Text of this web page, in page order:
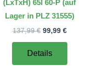
(LxTxH) 65l 60-P (auf
Lager in PLZ 31555)
137,99€ Ursprünglicher
137,99 €
99,99 €Aktueller
Details